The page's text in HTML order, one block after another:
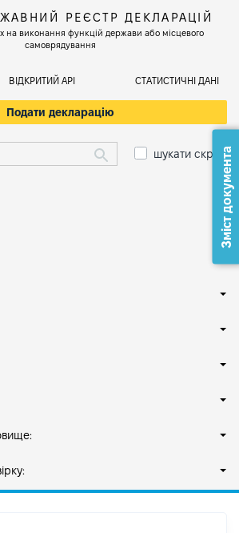
РЕЄСТР ДЕКЛАРАЦІЙ
на виконання функцій держави або місцевого
самоврядування
ВІДКРИТИЙ АРІ СТАТИСТИЧНІ ДАНІ
Подати декларацію
шукати скрізьЗміст документа